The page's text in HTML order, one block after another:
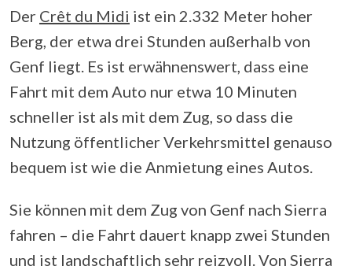
Der Crêt du Midi ist ein 2.332 Meter hoher
Berg, der etwa drei Stunden außerhalb von
Genf liegt. Es ist erwähnenswert, dass eine
Fahrt mit dem Auto nur etwa 10 Minuten
schneller ist als mit dem Zug, so dass die
Nutzung öffentlicher Verkehrsmittel genauso
bequem ist wie die Anmietung eines Autos.
Sie können mit dem Zug von Genf nach Sierra
fahren – die Fahrt dauert knapp zwei Stunden
und ist landschaftlich sehr reizvoll. Von Sierra